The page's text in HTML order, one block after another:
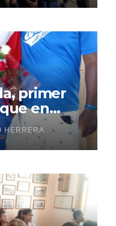
primer
en
HERRERA